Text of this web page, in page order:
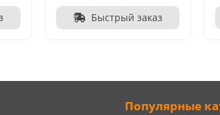
Быстрый заказ
Популярные